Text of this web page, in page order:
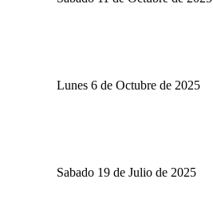
Lunes 6 de Octubre de 2025
Sabado 19 de Julio de 2025